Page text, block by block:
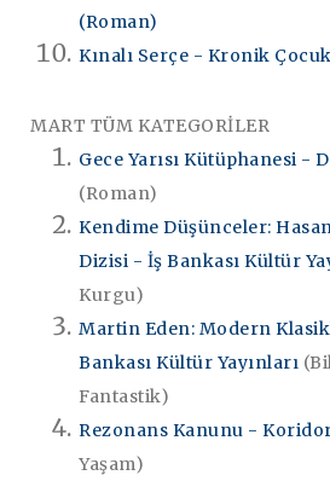
(Roman)
Kınalı Serçe - Kronik
MART TÜM KATEGORİLER
Gece Yarısı Kütüphanesi -
(Roman)
Kendime Düşünceler:
Dizisi - İş Bankası Kültür
Kurgu)
Martin Eden: Modern
Bankası Kültür Yayınları
Fantastik)
Rezonans Kanunu - Koridor
Yaşam)